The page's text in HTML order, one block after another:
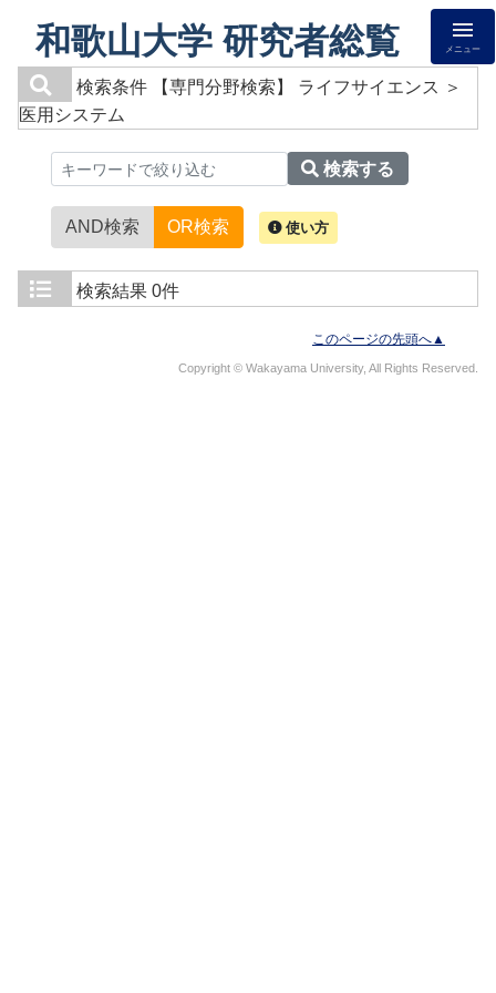
和歌山大学 研究者総覧 メニュー
検索条件
【専門分野検索】 ライフサイエンス ＞
医用システム
検索する
AND検索 OR検索 使い方
検索結果 0件
このページの先頭へ▲
Copyright © Wakayama University, All Rights Reserved.